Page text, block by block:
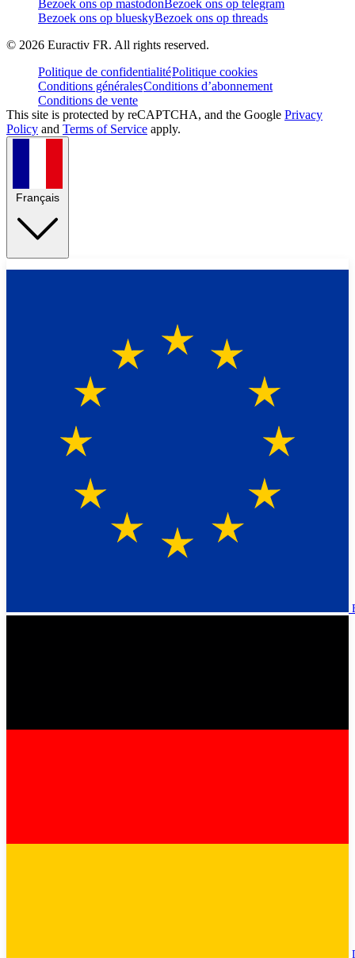
Bezoek ons op mastodon Bezoek ons op telegram
Bezoek ons op blueskyBezoek ons op threads
© 2026 Euractiv FR. All rights reserved.
Politique de confidentialitéPolitique cookies
Conditions généralesConditions d’abonnement
Conditions de vente
This site is protected by reCAPTCHA, and the Google Privacy
Policy and Terms of Service apply.
Français